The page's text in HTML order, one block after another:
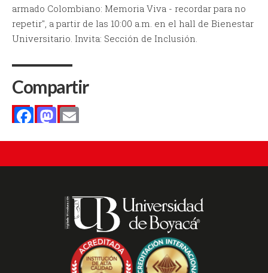
armado Colombiano: Memoria Viva - recordar para no
repetir", a partir de las 10:00 a.m. en el hall de Bienestar
Universitario. Invita: Sección de Inclusión.
Compartir
Facebook
Mastodon
Email